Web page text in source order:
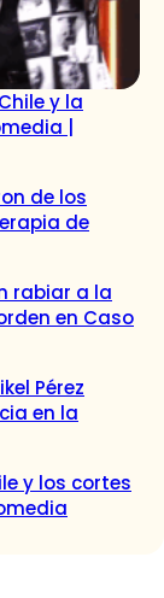
y la
|
de los
de
rabiar a la
en Caso
Pérez
en la
y los cortes